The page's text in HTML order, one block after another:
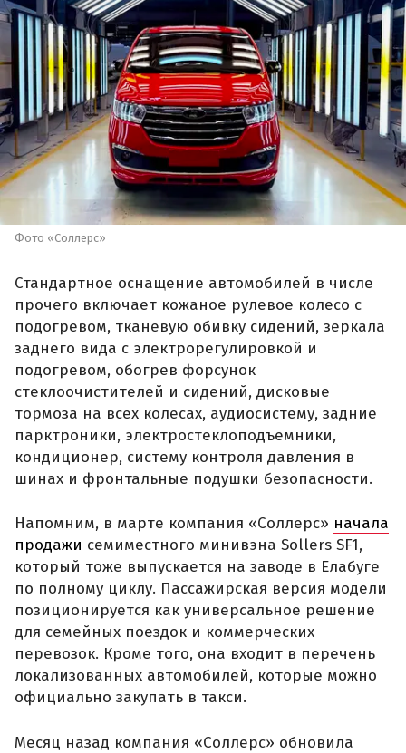
Фото «Соллерс»
Стандартное оснащение автомобилей в числе
прочего включает кожаное рулевое колесо с
подогревом, тканевую обивку сидений, зеркала
заднего вида с электрорегулировкой и
подогревом, обогрев форсунок
стеклоочистителей и сидений, дисковые
тормоза на всех колесах, аудиосистему, задние
парктроники, электростеклоподъемники,
кондиционер, систему контроля давления в
шинах и фронтальные подушки безопасности.
Напомним, в марте компания «Соллерс» начала
продажи семиместного минивэна Sollers SF1,
который тоже выпускается на заводе в Елабуге
по полному циклу. Пассажирская версия модели
позиционируется как универсальное решение
для семейных поездок и коммерческих
перевозок. Кроме того, она входит в перечень
локализованных автомобилей, которые можно
официально закупать в такси.
Месяц назад компания «Соллерс» обновила